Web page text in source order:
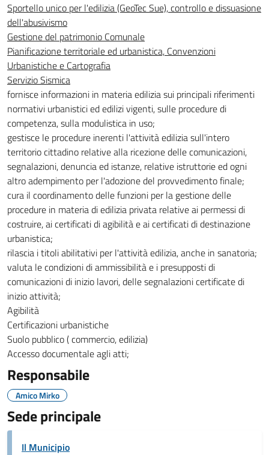
Sportello unico per l'edilizia (GeoTec Sue), controllo e dissuasione
dell'abusivismo
Gestione del patrimonio Comunale
Pianificazione territoriale ed urbanistica, Convenzioni
Urbanistiche e Cartografia
Servizio Sismica
fornisce informazioni in materia edilizia sui principali riferimenti
normativi urbanistici ed edilizi vigenti, sulle procedure di
competenza, sulla modulistica in uso;
gestisce le procedure inerenti l'attività edilizia sull'intero
territorio cittadino relative alla ricezione delle comunicazioni,
segnalazioni, denuncia ed istanze, relative istruttorie ed ogni
altro adempimento per l'adozione del provvedimento finale;
cura il coordinamento delle funzioni per la gestione delle
procedure in materia di edilizia privata relative ai permessi di
costruire, ai certificati di agibilità e ai certificati di destinazione
urbanistica;
rilascia i titoli abilitativi per l'attività edilizia, anche in sanatoria;
valuta le condizioni di ammissibilità e i presupposti di
comunicazioni di inizio lavori, delle segnalazioni certificate di
inizio attività;
Agibilità
Certificazioni urbanistiche
Suolo pubblico ( commercio, edilizia)
Accesso documentale agli atti;
Responsabile
Amico Mirko
Sede principale
Il Municipio